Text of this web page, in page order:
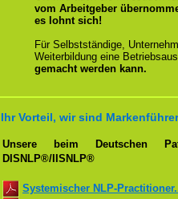
vom Arbeitgeber
es lohnt sich!
Für Selbstständige,
Weiterbildung eine
gemacht werden kann.
Ihr Vorteil, wir sind
Unsere beim Deutschen
DISNLP®/IISNLP®
Systemischer NLP-